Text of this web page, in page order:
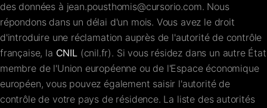
des données à jean.pousthomis@cursorio.com. Nous
répondons dans un délai d'un mois. Vous avez le droit
d'introduire une réclamation auprès de l'autorité de contrôle
française, la CNIL(cnil.fr). Si vous résidez dans un autre État
membre de l'Union européenne ou de l'Espace économique
européen, vous pouvez également saisir l'autorité de
contrôle de votre pays de résidence. La liste des autorités